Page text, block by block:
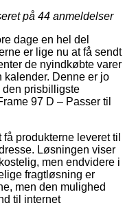
på 44 anmeldelser
dage en hel del
er lige nu at få sendt
de nyindkøbte varer
kalender. Denne er jo
prisbilligste
97 D – Passer til
produkterne leveret til
Løsningen viser
men endvidere i
fragtløsning er
men den mulighed
til internet